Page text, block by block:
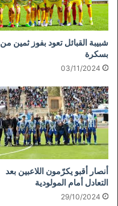
شبيبة القبائل تعود بفوز ثمين من
بسكرة
03/11/2024
أنصار أقبو يكرّمون اللاعبين بعد
التعادل أمام المولودية
29/10/2024